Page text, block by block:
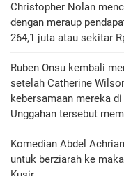
Christopher Nolan
dengan meraup
264,1 juta atau sekitar
Ruben Onsu kembali
setelah Catherine
kebersamaan mereka
Unggahan tersebut
Komedian Abdel
untuk berziarah ke